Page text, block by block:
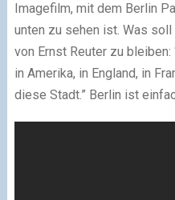
Imagefilm, mit dem Berlin
unten zu sehen ist. Was
von Ernst Reuter zu
in Amerika, in England, in
diese Stadt.” Berlin ist